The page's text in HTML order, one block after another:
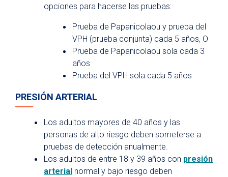
opciones para hacerse las pruebas:
Prueba de Papanicolaou y prueba del
VPH (prueba conjunta) cada 5 años, O
Prueba de Papanicolaou sola cada 3
años
Prueba del VPH sola cada 5 años
PRESIÓN ARTERIAL
Los adultos mayores de 40 años y las
personas de alto riesgo deben someterse a
pruebas de detección anualmente.
Los adultos de entre 18 y 39 años con presión
arterial normal y bajo riesgo deben